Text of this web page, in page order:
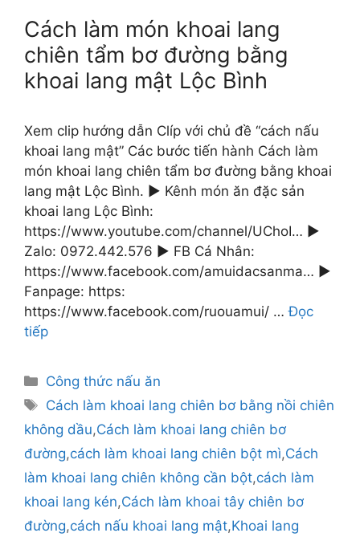
Cách làm món khoai lang
chiên tẩm bơ đường bằng
khoai lang mật Lộc Bình
Xem clip hướng dẫn Clíp với chủ đề “cách nấu
khoai lang mật” Các bước tiến hành Cách làm
món khoai lang chiên tẩm bơ đường bằng khoai
lang mật Lộc Bình. ► Kênh món ăn đặc sản
khoai lang Lộc Bình:
https://www.youtube.com/channel/UChoI… ►
Zalo: 0972.442.576 ► FB Cá Nhân:
https://www.facebook.com/amuidacsanma… ►
Fanpage: https:
https://www.facebook.com/ruouamui/ …Đọc
tiếp
Danh
mục
Công thức nấu ăn
Thẻ
Cách làm khoai lang chiên bơ bằng nồi chiên
không dầu,Cách làm khoai lang chiên bơ
đường,cách làm khoai lang chiên bột mì,Cách
làm khoai lang chiên không cần bột,cách làm
khoai lang kén,Cách làm khoai tây chiên bơ
đường,cách nấu khoai lang mật,Khoai lang